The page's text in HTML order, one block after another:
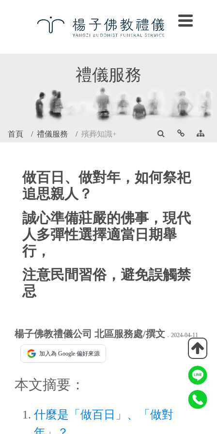
禮儀服務
首頁 禮儀服務 殯葬知識+
做百日、做對年，如何祭祀
追思親人？
誠心準備莊嚴的佛事，現代
人多彈性選擇適當日期舉
行，
注意民間習俗，避免誤觸禁
忌
楊子佛教禮儀公司 北區服務處/撰文 ．2024-04-11
加入為 Google 偏好來源
本文摘要：
什麼是「做百日」、「做對